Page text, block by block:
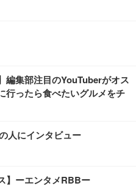
編集部注目のYouTuberがオス
行ったら食べたいグルメをチ
人にインタビュー
】ーエンタメRBBー